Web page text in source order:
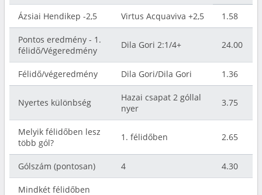
Ázsiai Hendikep -2,5 Virtus Acquaviva +2,5 1.58
Pontos eredmény - 1.
félidő/Végeredmény
Dila Gori 2:1/4+ 24.00
Félidő/végeredmény Dila Gori/Dila Gori 1.36
Nyertes különbség
Hazai csapat 2 góllal
nyer
3.75
Melyik félidőben lesz
több gól?
1. félidőben 2.65
Gólszám (pontosan) 4 4.30
Mindkét félidőben